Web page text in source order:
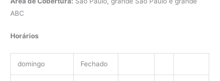
ABC
Horários
domingo Fechado